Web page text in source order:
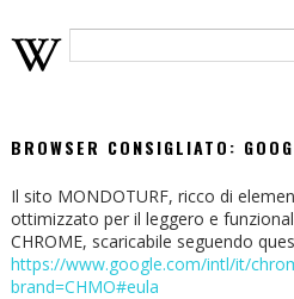
BROWSER CONSIGLIATO:
Il sito MONDOTURF, ricco di
ottimizzato per il leggero e
CHROME, scaricabile seguendo
https://www.google.com/intl/it/
brand=CHMO#eula